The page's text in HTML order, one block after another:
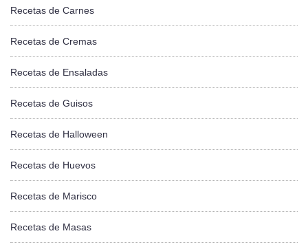
Recetas de Carnes
Recetas de Cremas
Recetas de Ensaladas
Recetas de Guisos
Recetas de Halloween
Recetas de Huevos
Recetas de Marisco
Recetas de Masas